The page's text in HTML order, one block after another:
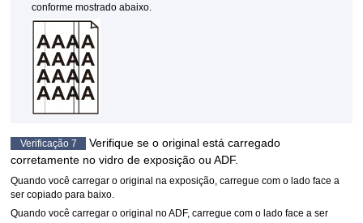
conforme mostrado abaixo.
Verificação 7
Verifique se o original está carregado
corretamente novidro de exposição ouADF.
Quando você carregar o original naexposição , carregue com o lado face a
ser copiado para baixo.
Quando você carregar o original noADF, carregue com o lado face a ser